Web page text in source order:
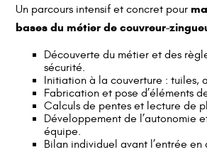
Un parcours intensif et concret pour
bases du métier de couvreur-
Découverte du métier et des
sécurité.
Initiation à la couverture : tuiles,
Fabrication et pose d’éléments
Calculs de pentes et lecture de
Développement de l’autonomie
équipe.
Bilan individuel avant l’entrée en